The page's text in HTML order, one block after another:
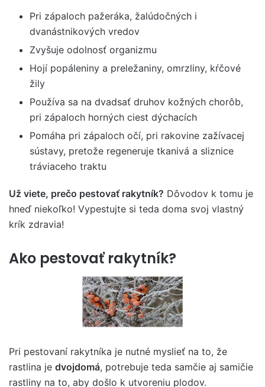
Pri zápaloch pažeráka, žalúdočných i
dvanástnikových vredov
Zvyšuje odolnosť organizmu
Hojí popáleniny a preležaniny, omrzliny, kŕčové
žily
Používa sa na dvadsať druhov kožných chorôb,
pri zápaloch horných ciest dýchacích
Pomáha pri zápaloch očí, pri rakovine zažívacej
sústavy, pretože regeneruje tkanivá a sliznice
tráviaceho traktu
Už viete, prečo pestovať rakytník? Dôvodov k tomu je
hneď niekoľko! Vypestujte si teda doma svoj vlastný
krík zdravia!
Ako pestovať rakytník?
Pri pestovaní rakytníka je nutné myslieť na to, že
rastlina je dvojdomá, potrebuje teda samčie aj samičie
rastliny na to, aby došlo k utvoreniu plodov.